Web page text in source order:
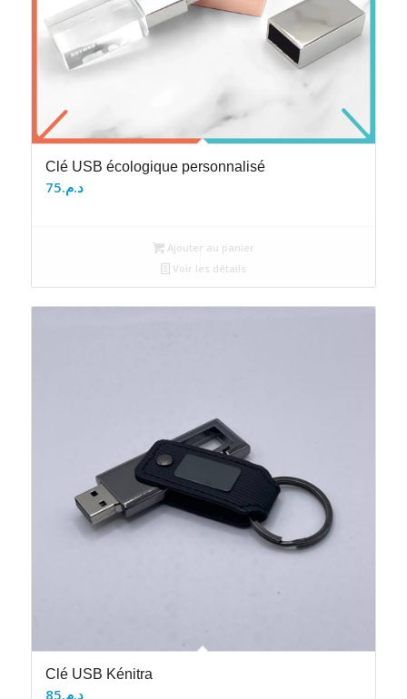
Clé USB écologique personnalisé
د.م.75
Ajouter au panier
Voir les détails
Clé USB Kénitra
د.م.85